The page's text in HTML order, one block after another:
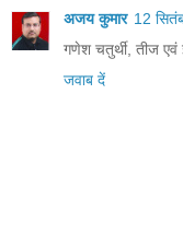
अजय कुमार 12
गणेश चतुर्थी, तीज एवं
जवाब दें